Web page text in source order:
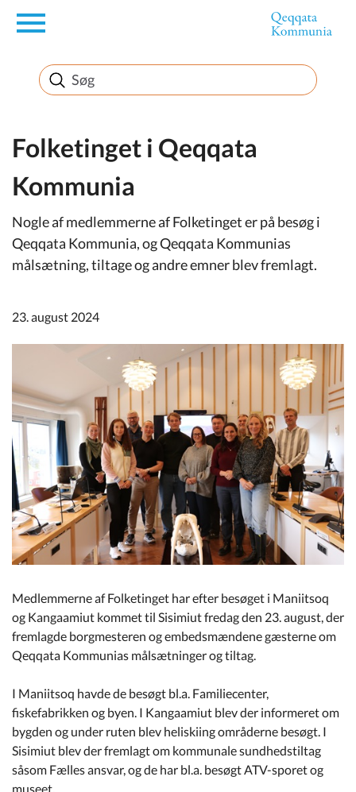
en
Borger
Erhverv
Politik
Turisme
Selvbetjening
Kommuneplan
Om Kommunen
Folketinget i Qeqqata
Kommunia
Nogle af medlemmerne af Folketinget er på besøg i
Qeqqata Kommunia, og Qeqqata Kommunias
målsætning, tiltage og andre emner blev fremlagt.
23. august 2024
Medlemmerne af Folketinget har efter besøget i Maniitsoq
og Kangaamiut kommet til Sisimiut fredag den 23. august, der
fremlagde borgmesteren og embedsmændene gæsterne om
Qeqqata Kommunias målsætninger og tiltag.
I Maniitsoq havde de besøgt bl.a. Familiecenter,
fiskefabrikken og byen. I Kangaamiut blev der informeret om
bygden og under ruten blev heliskiing områderne besøgt. I
Sisimiut blev der fremlagt om kommunale sundhedstiltag
såsom Fælles ansvar, og de har bl.a. besøgt ATV-sporet og
museet.